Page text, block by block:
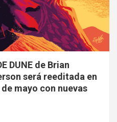
DUNE de Brian
será reeditada en
mayo con nuevas